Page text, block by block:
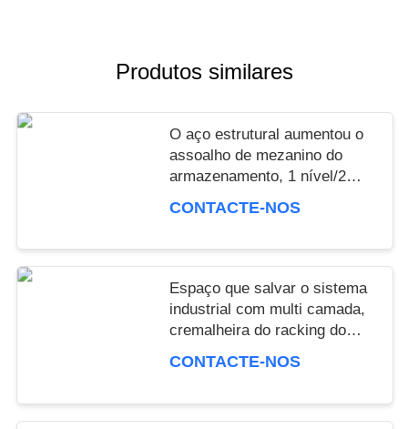
Produtos similares
O aço estrutural aumentou o
assoalho de mezanino do
armazenamento, 1 nível/2
CONTACTE-NOS
Espaço que salvar o sistema
industrial com multi camada,
cremalheira do racking do
CONTACTE-NOS